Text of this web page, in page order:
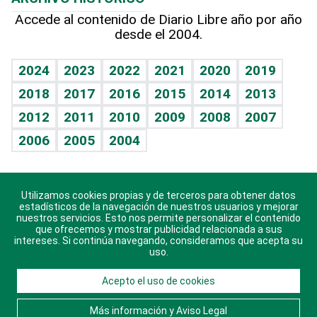
Hablando con el pediatra
Vida y familia
Eñe
Celebrando la vida
Sin complejos
En pocas palabras
Escuchando al corazón
Economía Personal
Línea de hit
TBT Deportivo
Lecturas
Hecho en casa
Guía del dinero
Cumpleaños
Horóscopos
Juegos
Accede al contenido de Diario Libre año por año
desde el 2004.
2024 2023 2022 2021 2020
2019
2018
2017 2016 2015 2014
2013
2012
2011 2010 2009 2008
2007
2006
2005 2004
Descarga nuestras aplicaciones para Android, iOS y
sistema Huawei.
© 2021 Diario Libre, todos los derechos reservados.
Consulta elAviso Legal. Ponte en Contacto
Utilizamos cookies propias y de terceros para obtener datos
estadísticos de la navegación de nuestros usuarios y mejorar
nuestros servicios. Esto nos permite personalizar el contenido
que ofrecemos y mostrar publicidad relacionada a sus
intereses. Si continúa navegando, consideramos que acepta su
uso.
Acepto el uso de cookies
Más información y Aviso Legal